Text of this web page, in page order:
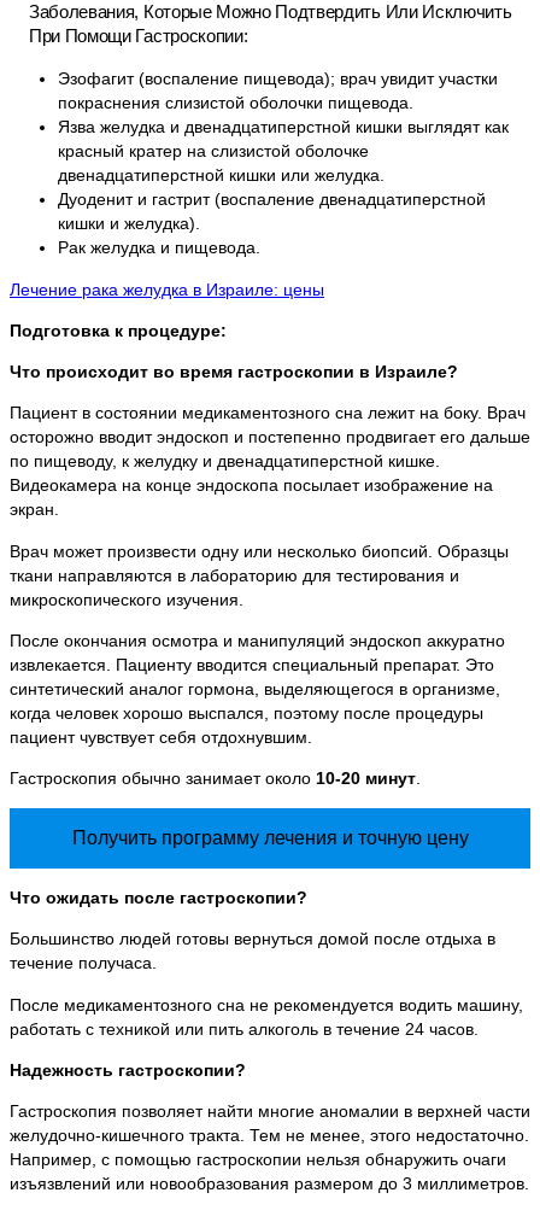
Заболевания, Которые Можно Подтвердить Или Исключить
При Помощи Гастроскопии:
Эзофагит (воспаление пищевода); врач увидит участки
покраснения слизистой оболочки пищевода.
Язва желудка и двенадцатиперстной кишки выглядят как
красный кратер на слизистой оболочке
двенадцатиперстной кишки или желудка.
Дуоденит и гастрит (воспаление двенадцатиперстной
кишки и желудка).
Рак желудка и пищевода.
Лечение рака желудка в Израиле: цены
Подготовка к процедуре:
Что происходит во время гастроскопии в Израиле?
Пациент в состоянии медикаментозного сна лежит на боку. Врач
осторожно вводит эндоскоп и постепенно продвигает его дальше
по пищеводу, к желудку и двенадцатиперстной кишке.
Видеокамера на конце эндоскопа посылает изображение на
экран.
Врач может произвести одну или несколько биопсий. Образцы
ткани направляются в лабораторию для тестирования и
микроскопического изучения.
После окончания осмотра и манипуляций эндоскоп аккуратно
извлекается. Пациенту вводится специальный препарат. Это
синтетический аналог гормона, выделяющегося в организме,
когда человек хорошо выспался, поэтому после процедуры
пациент чувствует себя отдохнувшим.
Гастроскопия обычно занимает около 10-20 минут.
Получить программу лечения и точную цену
Что ожидать после гастроскопии?
Большинство людей готовы вернуться домой после отдыха в
течение получаса.
После медикаментозного сна не рекомендуется водить машину,
работать с техникой или пить алкоголь в течение 24 часов.
Надежность гастроскопии?
Гастроскопия позволяет найти многие аномалии в верхней части
желудочно-кишечного тракта. Тем не менее, этого недостаточно.
Например, с помощью гастроскопии нельзя обнаружить очаги
изъязвлений или новообразования размером до 3 миллиметров.